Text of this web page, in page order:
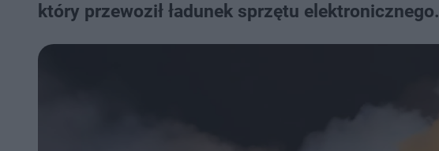
który przewoził ładunek sprzętu elektronicznego.